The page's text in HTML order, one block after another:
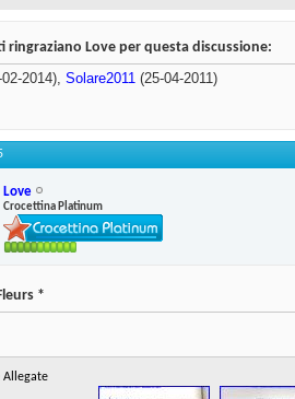
ringraziano Love per questa discussione:
2014), Solare2011 (25-04-2011)
Love
Crocettina Platinum
*
Allegate